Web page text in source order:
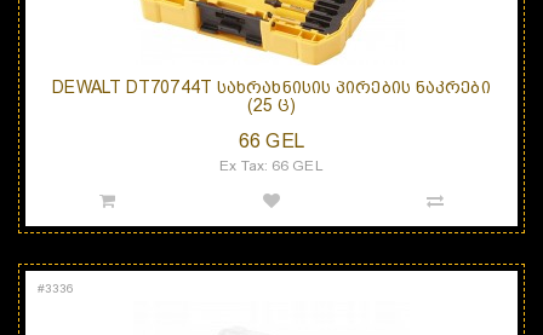
DEWALT DT70744T ᲡᲐᲮᲠᲐᲮᲜᲘᲡᲘᲡ ᲞᲘᲠᲔᲑᲘᲡ ᲜᲐᲙᲠᲔᲑᲘ
(25 Ც)
66 GEL
Ex Tax: 66 GEL
#3336